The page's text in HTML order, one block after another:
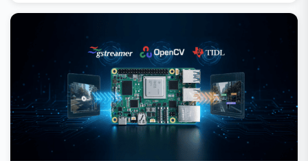
The Edge AI Toolchain on TI Development Boards: